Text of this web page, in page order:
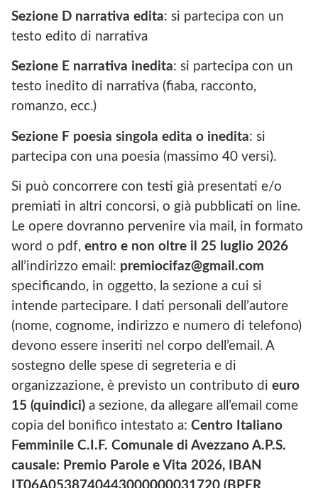
Sezione D narrativa edita: si partecipa con un
testo edito di narrativa
Sezione E narrativa inedita: si partecipa con un
testo inedito di narrativa (fiaba, racconto,
romanzo, ecc.)
Sezione F poesia singola edita o inedita: si
partecipa con una poesia (massimo 40 versi).
Si può concorrere con testi già presentati e/o
premiati in altri concorsi, o già pubblicati on line.
Le opere dovranno pervenire via mail, in formato
word o pdf, entro e non oltre il 25 luglio 2026
all’indirizzo email: premiocifaz@gmail.com
specificando, in oggetto, la sezione a cui si
intende partecipare. I dati personali dell’autore
(nome, cognome, indirizzo e numero di telefono)
devono essere inseriti nel corpo dell’email. A
sostegno delle spese di segreteria e di
organizzazione, è previsto un contributo di euro
15 (quindici) a sezione, da allegare all’email come
copia del bonifico intestato a: Centro Italiano
Femminile C.I.F. Comunale di Avezzano A.P.S.
causale: Premio Parole e Vita 2026, IBAN